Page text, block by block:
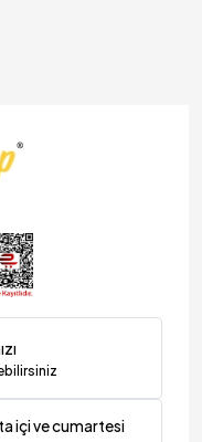
içi ve cumartesi